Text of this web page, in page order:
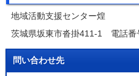
地域活動支援センター煌
茨城県坂東市沓掛411-1 電話
問い合わせ先